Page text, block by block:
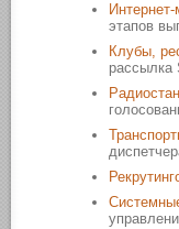
этапов
Клубы,
рассылка